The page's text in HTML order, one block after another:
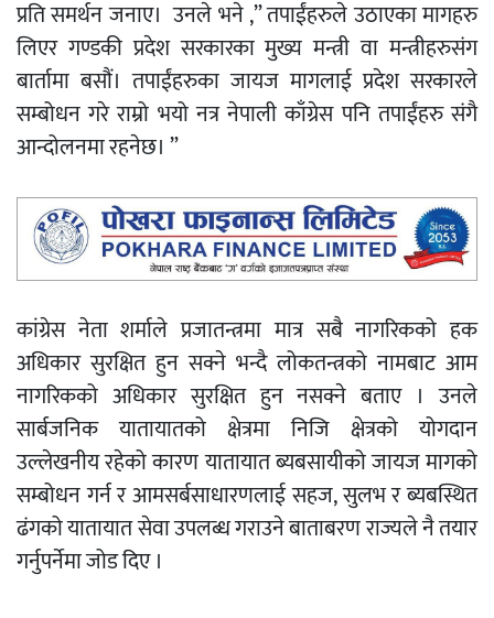
प्रति समर्थन जनाए। उनले भने ,” तपाईंहरुले उठाएका मागहरु
लिएर गण्डकी प्रदेश सरकारका मुख्य मन्त्री वा मन्त्रीहरुसंग
बार्तामा बसौं। तपाईंहरुका जायज मागलाई प्रदेश सरकारले
सम्बोधन गरे राम्रो भयो नत्र नेपाली काँग्रेस पनि तपाईंहरु संगै
आन्दोलनमा रहनेछ। ”
कांग्रेस नेता शर्माले प्रजातन्त्रमा मात्र सबै नागरिकको हक
अधिकार सुरक्षित हुन सक्ने भन्दै लोकतन्त्रको नामबाट आम
नागरिकको अधिकार सुरक्षित हुन नसक्ने बताए । उनले
सार्बजनिक यातायातको क्षेत्रमा निजि क्षेत्रको योगदान
उल्लेखनीय रहेको कारण यातायात ब्यबसायीको जायज मागको
सम्बोधन गर्न र आमसर्बसाधारणलाई सहज, सुलभ र ब्यबस्थित
ढंगको यातायात सेवा उपलब्ध गराउने बाताबरण राज्यले नै तयार
गर्नुपर्नेमा जोड दिए ।